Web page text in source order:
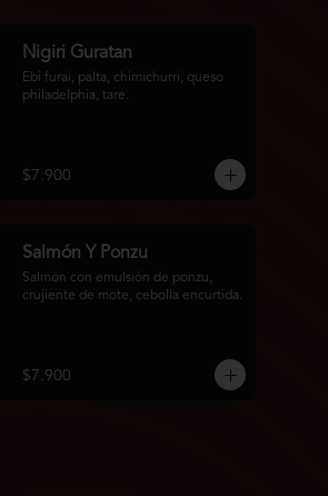
Nigiri Guratan
Ebi furai, palta, chimichurri, queso
philadelphia, tare.
$7.900
Salmón Y Ponzu
Salmón con emulsión de ponzu,
crujiente de mote, cebolla encurtida.
$7.900